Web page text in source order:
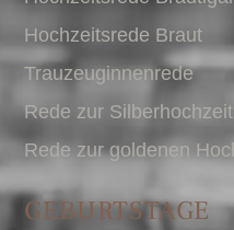
Hochzeitsrede Braut
Trauzeuginnenrede
Rede zur Silberhochzeit
Rede zur goldenen
GEBURTSTAGE